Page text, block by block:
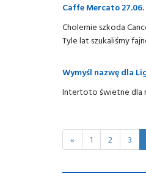
Caffe Mercato
Cholernie szkoda
Tyle lat szukaliśmy
Wymyśl nazwę dla
Intertoto świetne dla
« 1 2 3